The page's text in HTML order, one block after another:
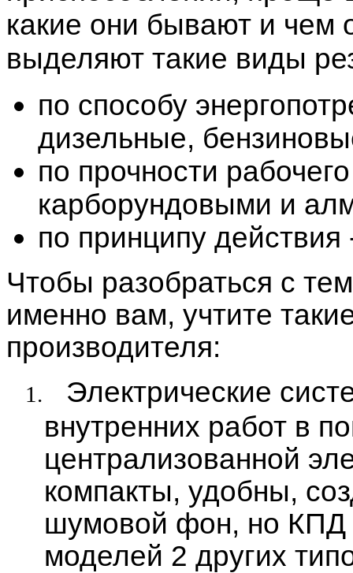
какие они бывают и чем
выделяют такие виды
по способу
дизельные,
по прочности
карборундовыми и
по принципу
Чтобы разобраться с
именно вам, учтите
производителя:
1.
Электрические
внутренних работ в
централизованной
компакты, удобны,
шумовой фон, но КПД
моделей 2 других